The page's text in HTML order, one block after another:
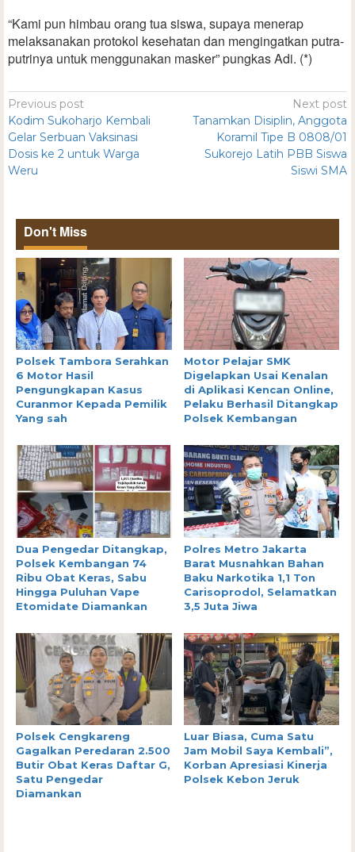
“Kami pun himbau orang tua siswa, supaya menerap
melaksanakan protokol kesehatan dan mengingatkan putra-
putrinya untuk menggunakan masker” pungkas Adi. (*)
Previous post
Kodim Sukoharjo Kembali
Gelar Serbuan Vaksinasi
Dosis ke 2 untuk Warga
Weru
Next post
Tanamkan Disiplin, Anggota
Koramil Tipe B 0808/01
Sukorejo Latih PBB Siswa
Siswi SMA
Don't Miss
Polsek Tambora Serahkan
6 Motor Hasil
Pengungkapan Kasus
Curanmor Kepada Pemilik
Yang sah
Motor Pelajar SMK
Digelapkan Usai Kenalan
di Aplikasi Kencan Online,
Pelaku Berhasil Ditangkap
Polsek Kembangan
Dua Pengedar Ditangkap,
Polsek Kembangan 74
Ribu Obat Keras, Sabu
Hingga Puluhan Vape
Etomidate Diamankan
Polres Metro Jakarta
Barat Musnahkan Bahan
Baku Narkotika 1,1 Ton
Carisoprodol, Selamatkan
3,5 Juta Jiwa
Polsek Cengkareng
Gagalkan Peredaran 2.500
Butir Obat Keras Daftar G,
Satu Pengedar
Diamankan
Luar Biasa, Cuma Satu
Jam Mobil Saya Kembali”,
Korban Apresiasi Kinerja
Polsek Kebon Jeruk